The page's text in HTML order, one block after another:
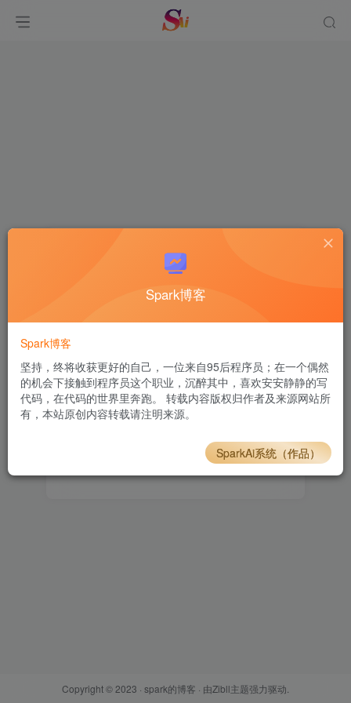
邮箱
设置新密码
重复密码
Copyright © 2023 · spark的博客 · 由Zibll主题强力驱动.
Spark博客
Spark博客
坚持，终将收获更好的自己，一位来自95后程序员；在一个偶然
的机会下接触到程序员这个职业，沉醉其中，喜欢安安静静的写
代码，在代码的世界里奔跑。 转载内容版权归作者及来源网站所
有，本站原创内容转载请注明来源。
SparkAi系统（作品）